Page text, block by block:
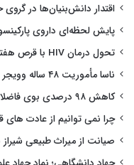
اقتدار دانش‌بنیان‌ها در گروی
پایش لحظه‌ای داروی
تحول درمان HIV با قرص هفتگی
ناسا مأموریت ۴۸ ساله وویجر ۲ را یک سال دیگر تمدید کرد
کاهش ۹۸ درصدی بوی فاضلاب با نانوفیلتر ایرانی
چرا نمی توانیم از عادت
صیانت از میراث طبیعی